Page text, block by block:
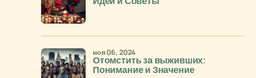
Отомстить за выживших:
Понимание и Значение
ноя 06, 2024